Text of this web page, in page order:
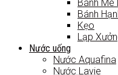
Bánh Mè
Bánh
Kẹo
Lạp
Nước uống
Nước Aquafina
Nước Lavie